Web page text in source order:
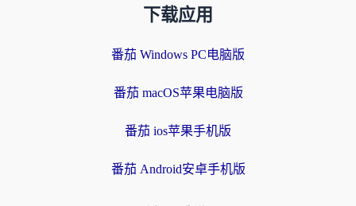
下载应用
番茄 Windows PC电脑版
番茄 macOS苹果电脑版
番茄 ios苹果手机版
番茄 Android安卓手机版